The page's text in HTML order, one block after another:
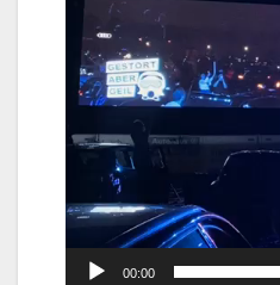
00:00